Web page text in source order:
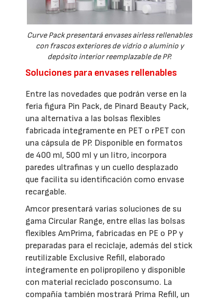
Curve Pack presentará envases airless rellenables
con frascos exteriores de vidrio o aluminio y
depósito interior reemplazable de PP.
Soluciones para envases rellenables
Entre las novedades que podrán verse en la
feria figura Pin Pack, de Pinard Beauty Pack,
una alternativa a las bolsas flexibles
fabricada íntegramente en PET o rPET con
una cápsula de PP. Disponible en formatos
de 400 ml, 500 ml y un litro, incorpora
paredes ultrafinas y un cuello desplazado
que facilita su identificación como envase
recargable.
Amcor presentará varias soluciones de su
gama Circular Range, entre ellas las bolsas
flexibles AmPrima, fabricadas en PE o PP y
preparadas para el reciclaje, además del stick
reutilizable Exclusive Refill, elaborado
íntegramente en polipropileno y disponible
con material reciclado posconsumo. La
compañía también mostrará Prima Refill, un